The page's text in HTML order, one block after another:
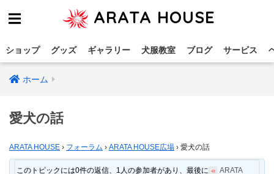
ARATA HOUSE
ショップ グッズ ギャラリー 犬服教室 ブログ サービス
ホーム
愛犬の話
ARATA HOUSE › フォーラム › ARATA HOUSE広場 › 愛犬の話
このトピックには0件の返信、1人の参加者があり、最後に
ARATA